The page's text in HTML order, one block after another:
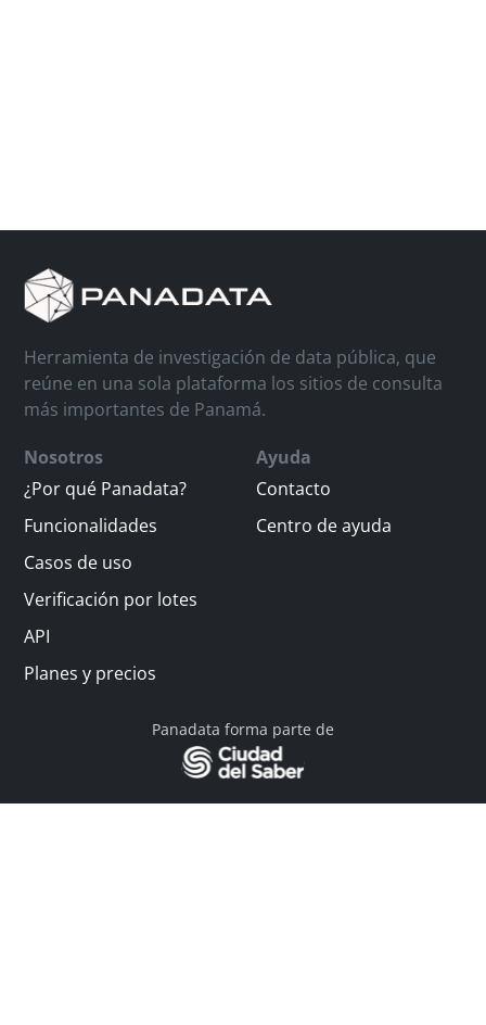
Herramienta de investigación de data pública, que
reúne en una sola plataforma los sitios de consulta
más importantes de Panamá.
Nosotros
¿Por qué Panadata?
Funcionalidades
Casos de uso
Verificación por lotes
API
Planes y precios
Ayuda
Contacto
Centro de ayuda
Panadata forma parte de